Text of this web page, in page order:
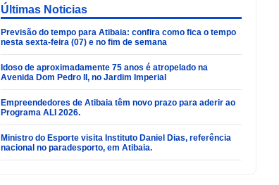
Últimas Noticias
Previsão do tempo para Atibaia: confira como fica o tempo
nesta sexta-feira (07) e no fim de semana
Idoso de aproximadamente 75 anos é atropelado na
Avenida Dom Pedro II, no Jardim Imperial
Empreendedores de Atibaia têm novo prazo para aderir ao
Programa ALI 2026.
Ministro do Esporte visita Instituto Daniel Dias, referência
nacional no paradesporto, em Atibaia.